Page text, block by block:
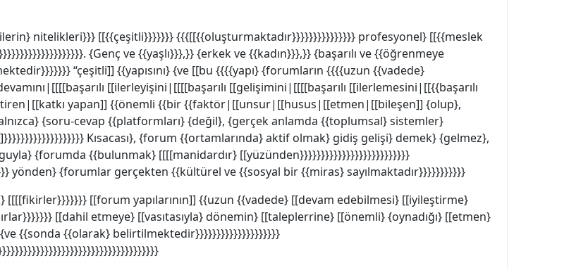
nitelikleri}}} [[{{çeşitli}}}}}}} {{{[[{{oluşturmaktadır}}}}}}}}}}}}}}} profesyonel} [[{{meslek
{Genç ve {{yaşlı}}},}} {erkek ve {{kadın}}},}} {başarılı ve {{öğrenmeye
“çeşitli]] {{yapısını} {ve [[bu {{{{yapı} {forumların {{{{uzun {{vadede}
[[ilerleyişini|[[[[başarılı [[gelişimini|[[[[başarılı [[ilerlemesini|[[{{başarılı
yapan]] {{önemli {{bir {{faktör|[[unsur|[[husus|[[etmen|[[bileşen]] {olup},
{soru-cevap {{platformları} {değil}, {gerçek anlamda {{toplumsal} sistemler}
Kısacası}, {forum {{ortamlarında} aktif olmak} gidiş gelişi} demek} {gelmez},
{forumda {{bulunmak} [[[[manidardır} [[yüzünden}}}}}}}}}}}}}}}}}}}}}}}}}}
yönden} {forumlar gerçekten {{kültürel ve {{sosyal bir {{miras} sayılmaktadır}}}}}}}}}}}
[[[[fikirler}}}}}}} [[forum yapılarının]] {{uzun {{vadede} [[devam edebilmesi} [[iyileştirme}
[[dahil etmeye} [[vasıtasıyla} dönemin} [[taleplerrine} [[önemli} {oynadığı} [[etmen}
{{sonda {{olarak} belirtilmektedir}}}}}}}}}}}}}}}}}}}}